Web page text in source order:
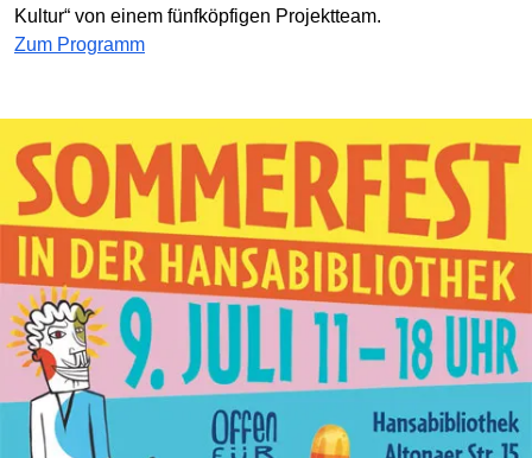
Kultur“ von einem fünfköpfigen Projektteam.
Zum Programm